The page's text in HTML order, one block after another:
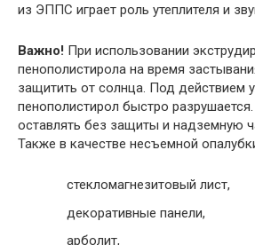
из ЭППС играет роль утеплителя и
Важно! При использовании
пенополистирола на время
защитить от солнца. Под действием
пенополистирол быстро
оставлять без защиты и надземную
Также в качестве несъемной
стекломагнезитовый лист,
декоративные панели,
арболит,